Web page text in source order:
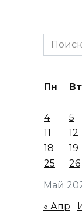
Search
for:
Май
Пн Вт
4
5
11
12
18
19
25
26
« Апр